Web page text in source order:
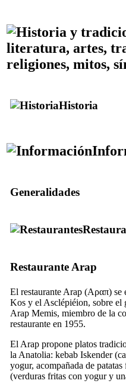
literatura, artes,
religiones, mitos,
Historia
Generalidades
Restaurante Arap
El restaurante Arap (Αραπ) se
Kos y el Asclépiéion, sobre el
Arap Memis, miembro de la
restaurante en 1955.
El Arap propone platos
la Anatolia: kebab Iskender
yogur, acompañada de
(verduras fritas con yogur y